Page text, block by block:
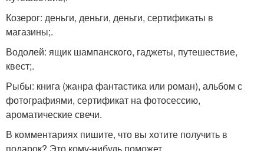
Козерог: деньги, деньги, деньги, сертификаты в
магазины;.
Водолей: ящик шампанского, гаджеты, путешествие,
квест;.
Рыбы: книга (жанра фантастика или роман), альбом с
фотографиями, сертификат на фотосессию,
ароматические свечи.
В комментариях пишите, что вы хотите получить в
подарок? Это кому-нибудь поможет.